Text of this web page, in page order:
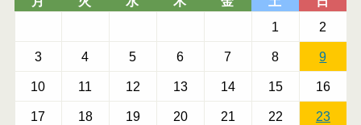
1
2
3 4 5 6 7 8 9
10 11 12 13 14 15 16
17 18 19 20 21 22 23